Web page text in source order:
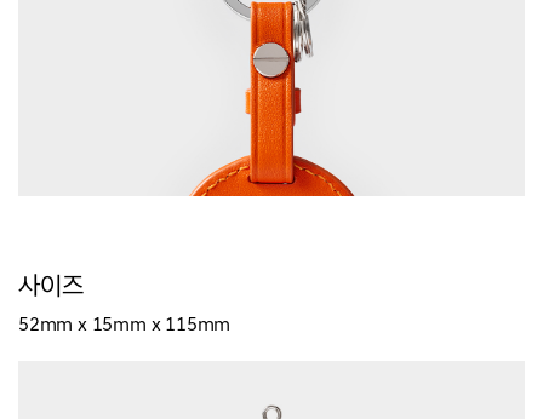
사이즈
52mm x 15mm x 115mm